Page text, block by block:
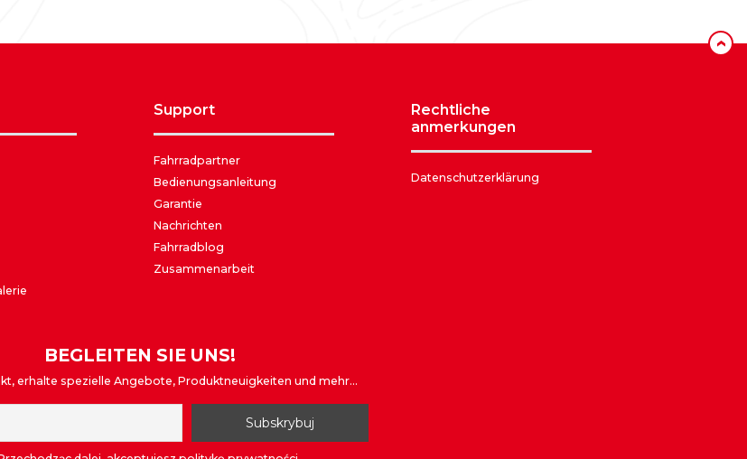
‹
support
Fahrradpartner
Bedienungsanleitung
Garantie
Nachrichten
Fahrradblog
Zusammenarbeit
rechtliche
anmerkungen
Datenschutzerklärung
BEGLEITEN SIE UNS!
erhalte spezielle Angebote, Produktneuigkeiten und mehr...